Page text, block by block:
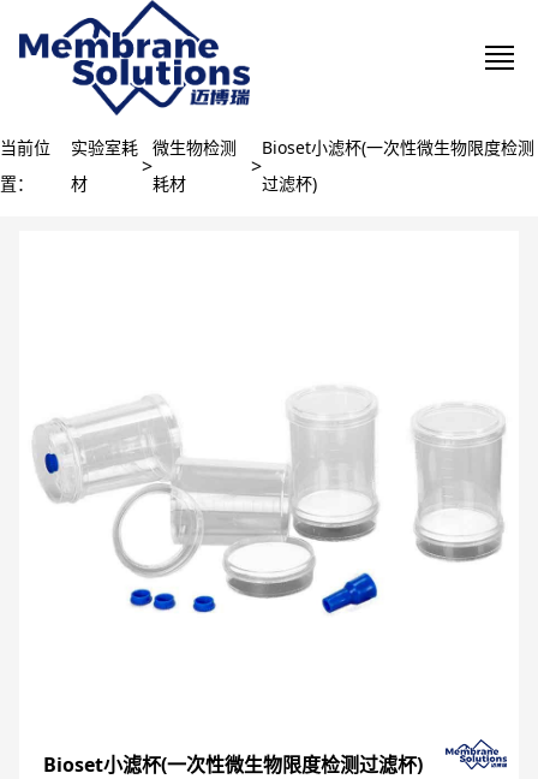
当前位
置：
实验室耗
材
>
微生物检测
耗材
>
Bioset小滤杯(一次性微生物限度检测
过滤杯)
Bioset小滤杯(一次性微生物限度检测过滤杯)